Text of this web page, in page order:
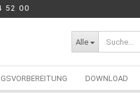
52 00
Alle
DOWNLOAD